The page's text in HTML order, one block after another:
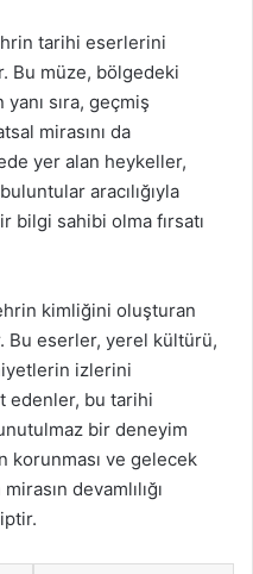
tarihi eserlerini
Bu müze, bölgedeki
sıra, geçmiş
mirasını da
yer alan heykeller,
aracılığıyla
bilgi sahibi olma fırsatı
kimliğini oluşturan
Bu eserler, yerel kültürü,
izlerini
edenler, bu tarihi
bir deneyim
korunması ve gelecek
devamlılığı